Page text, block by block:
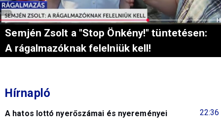
Semjén Zsolt a "Stop Önkény!" tüntetésen:
A rágalmazóknak felelniük kell!
Hírnapló
22:36
A hatos lottó nyerőszámai és nyereményei